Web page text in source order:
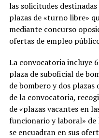
las solicitudes
plazas de «turno libre»
mediante concurso
ofertas de empleo
La convocatoria incluye
plaza de suboficial de
de bombero y dos plazas
de la convocatoria,
de «plazas vacantes en
funcionario y laboral» de
se encuadran en sus